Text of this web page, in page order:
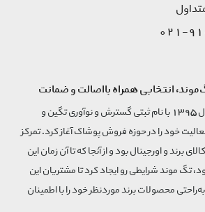
انتخابی همراه بااصالت و ضمانت
فروشگاه تگ موند از سال 1395 با نام ثبتی گسترش و نوآوری تگین و
494131، فعالیت خود را در حوزه فروش پوشاک آغاز کرد. تمرکز
برند و اورجینال بود و از آنجا که تا آن زمان این
تگ موند شرایطی رو ایجاد کرد تا مشتریان این
محصولات برند مورد‌نظر خود را با اطمینان